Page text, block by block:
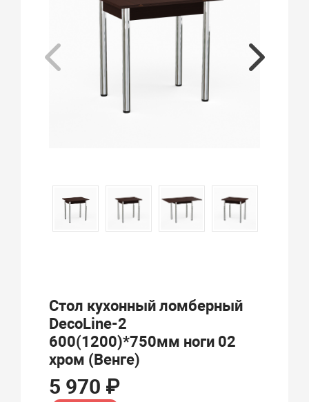
Стол кухонный ломберный
DecoLine-2
600(1200)*750мм ноги 02
хром (Венге)
5 970 ₽